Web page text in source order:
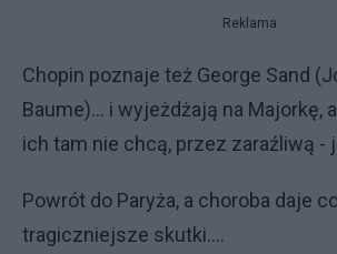
Reklama
Chopin poznaje też George Sand
Baume)... i wyjeżdżają na Majorkę,
ich tam nie chcą, przez zaraźliwą -
Powrót do Paryża, a choroba daje
tragiczniejsze skutki....